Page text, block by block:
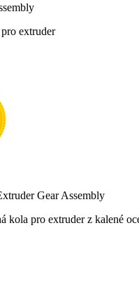
extruder
Gear Assembly
kola pro extruder z kalené